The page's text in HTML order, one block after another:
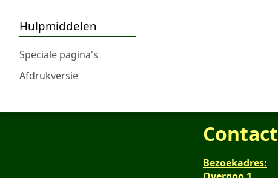
Hulpmiddelen
Speciale pagina's
Afdrukversie
Contact
Bezoekadres: